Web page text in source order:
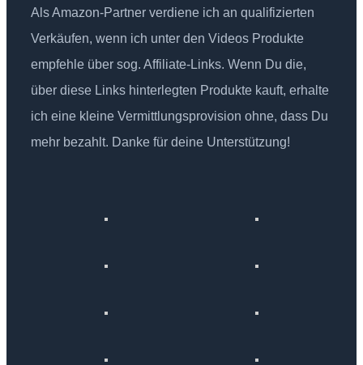
Als Amazon-Partner verdiene ich an qualifizierten
Verkäufen, wenn ich unter den Videos Produkte
empfehle über sog. Affiliate-Links. Wenn Du die,
über diese Links hinterlegten Produkte kauft, erhalte
ich eine kleine Vermittlungsprovision ohne, dass Du
mehr bezahlt. Danke für deine Unterstützung!